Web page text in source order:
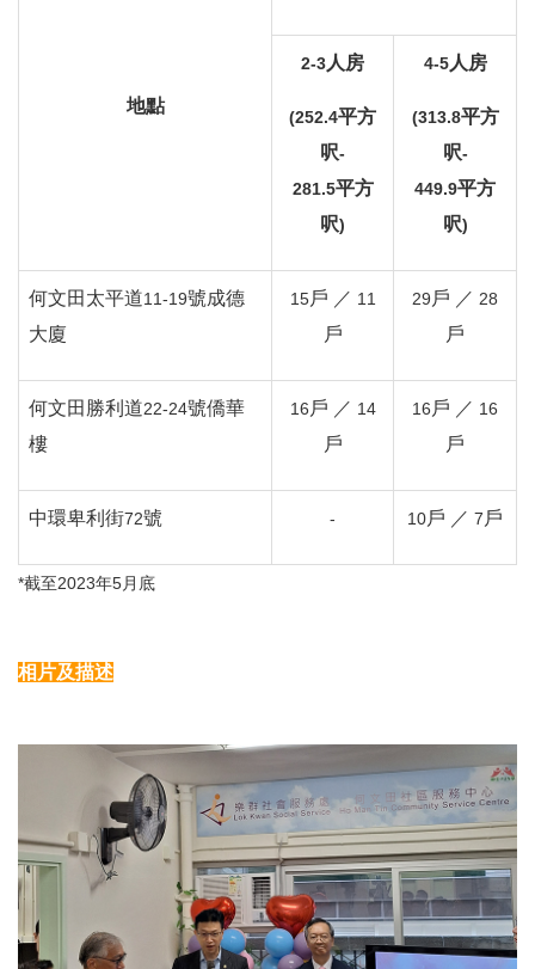
地點
2-3人房
(252.4平方
呎-
281.5平方
呎)
4-5人房
(313.8平方
呎-
449.9平方
呎)
何文田太平道11-19號成德
大廈
15戶 ／ 11
戶
29戶 ／ 28
戶
何文田勝利道22-24號僑華
樓
16戶 ／ 14
戶
16戶 ／ 16
戶
中環卑利街72號 - 10戶 ／ 7戶
*截至2023年5月底
相片及描述